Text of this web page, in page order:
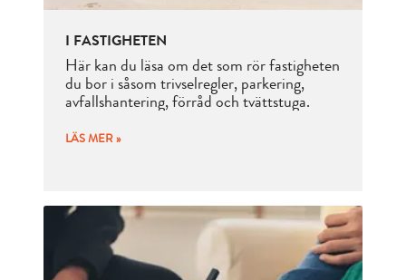
I FASTIGHETEN
Här kan du läsa om det som rör fastigheten
du bor i såsom trivselregler, parkering,
avfallshantering, förråd och tvättstuga.
LÄS MER »